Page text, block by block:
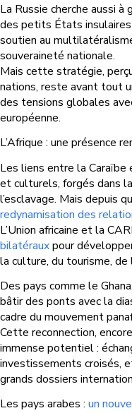
La Russie cherche aussi
des petits États insulaires
soutien au
souveraineté nationale.
Mais cette stratégie,
nations, reste avant tout
des tensions globales
européenne.
L’Afrique : une présence
Les liens entre la Caraïbe
et culturels, forgés dans
l’esclavage. Mais depuis
redynamisation des
L’Union africaine et la
bilatérauxpour
la culture, du tourisme,
Des pays comme le
bâtir des ponts avec la
cadre du mouvement
Cette reconnection,
immense potentiel :
investissements croisés,
grands dossiers
Les pays arabes : un